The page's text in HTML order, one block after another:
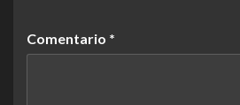
Comentario *